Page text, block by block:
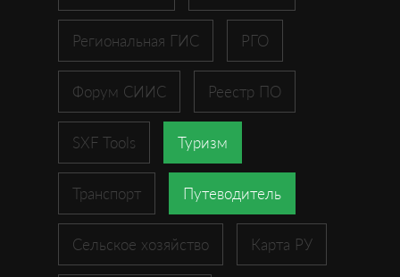
Региональная ГИС РГО
Форум СИИС Реестр ПО
SXF Tools Туризм
Транспорт Путеводитель
Сельское хозяйство Карта РУ